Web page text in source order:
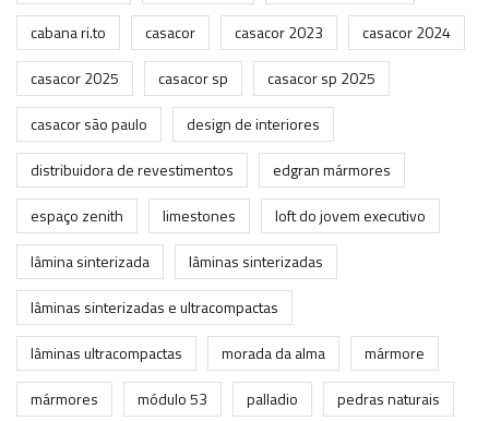
cabana ri.to
casacor casacor 2023
casacor 2024
casacor 2025
casacor sp
casacor sp 2025
casacor são paulo
design de interiores
distribuidora de revestimentos
edgran mármores
espaço zenith
limestones
loft do jovem executivo
lâmina sinterizada
lâminas sinterizadas
lâminas sinterizadas e ultracompactas
lâminas ultracompactas
morada da alma
mármore
mármores
módulo 53 palladio
pedras naturais